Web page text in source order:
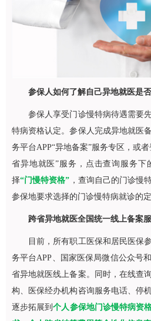
参保人如何了解自己异地就医是
参保人享受门诊慢特病待遇需要先
特病资格认定。参保人完成异地就医
务平台APP“异地备案”服务专区，或
省异地就医”服务，点击查询服务下
择“门慢特资格” ，查询自己的门诊慢
参保地要求选择的门诊慢特病就诊的
跨省异地就医全国统一线上备案
目前，所有职工医保和居民医保参
务平台APP、国家医保局微信公众号
省异地就医线上备案。同时，在线查
构、医保经办机构咨询服务电话、停
逐步拓展到个人参保地门诊慢特病资